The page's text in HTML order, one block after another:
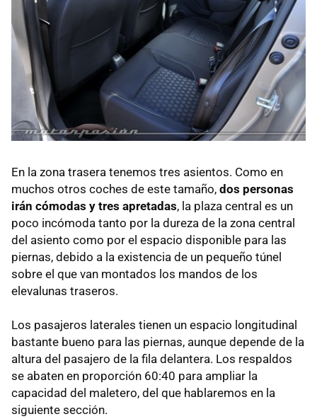
En la zona trasera tenemos tres asientos. Como en
muchos otros coches de este tamaño, dos personas
irán cómodas y tres apretadas, la plaza central es un
poco incómoda tanto por la dureza de la zona central
del asiento como por el espacio disponible para las
piernas, debido a la existencia de un pequeño túnel
sobre el que van montados los mandos de los
elevalunas traseros.
Los pasajeros laterales tienen un espacio longitudinal
bastante bueno para las piernas, aunque depende de la
altura del pasajero de la fila delantera. Los respaldos
se abaten en proporción 60:40 para ampliar la
capacidad del maletero, del que hablaremos en la
siguiente sección.